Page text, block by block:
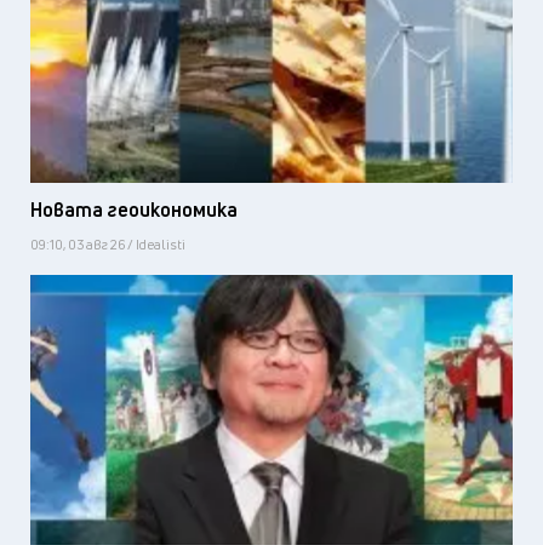
Новата геоикономика
09:10, 03 авг 26 / Idealisti